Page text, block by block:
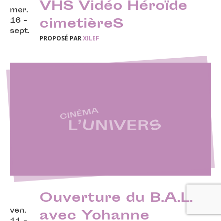
mer.
16 -
sept.
VHS Vidéo Héroïde
cimetièreS
PROPOSÉ PARXILEF
ven.
Ouverture du B.A.L.
avec Yohanne